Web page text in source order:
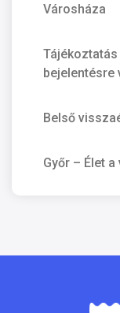
Városháza
bejelentésre
Belső
Győr – Élet